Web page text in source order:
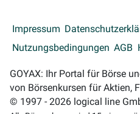
Impressum
Nutzungsbedingungen AGB
GOYAX: Ihr Portal für Börse
von Börsenkursen für Aktien,
© 1997 - 2026 logical line